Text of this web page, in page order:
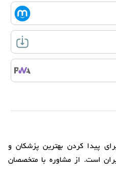
پیدا کردن بهترین پزشکان و
است. از مشاوره با متخصصان